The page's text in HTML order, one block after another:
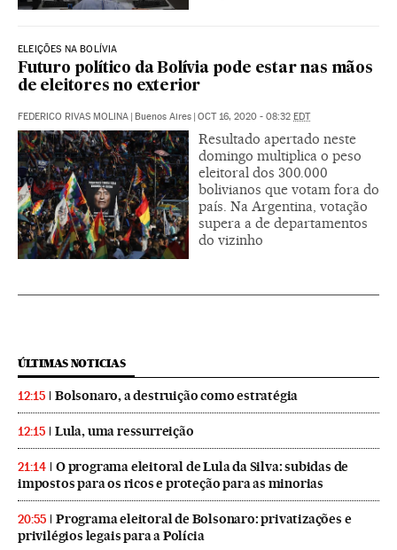
ELEIÇÕES NA BOLÍVIA
Futuro político da Bolívia pode estar nas mãos
de eleitores no exterior
FEDERICO RIVAS MOLINA | Buenos Aires | OCT 16, 2020 - 08:32 EDT
Resultado apertado neste
domingo multiplica o peso
eleitoral dos 300.000
bolivianos que votam fora do
país. Na Argentina, votação
supera a de departamentos
do vizinho
ÚLTIMAS NOTICIAS
12:15 Bolsonaro, a destruição como estratégia
12:15 Lula, uma ressurreição
21:14
O programa eleitoral de Lula da Silva: subidas de
impostos para os ricos e proteção para as minorias
20:55
Programa eleitoral de Bolsonaro: privatizações e
privilégios legais para a Polícia